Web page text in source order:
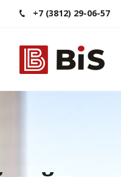
+7 (3812) 29-06-57